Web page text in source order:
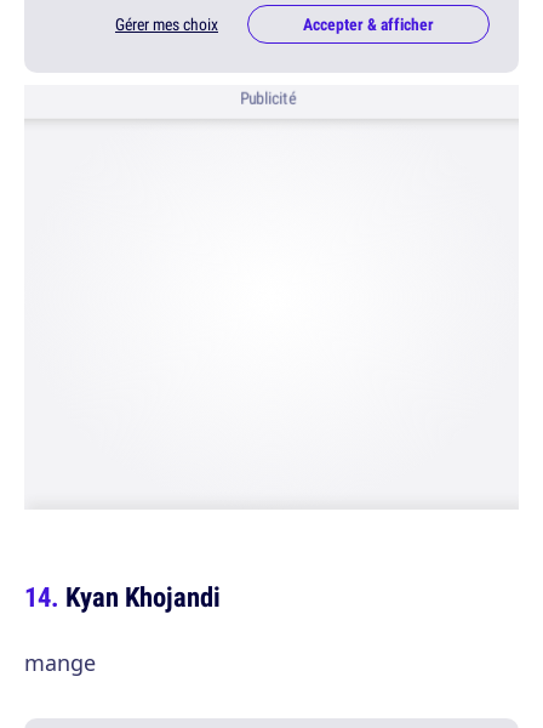
Gérer mes choix Accepter & afficher
Publicité
Kyan Khojandi
mange